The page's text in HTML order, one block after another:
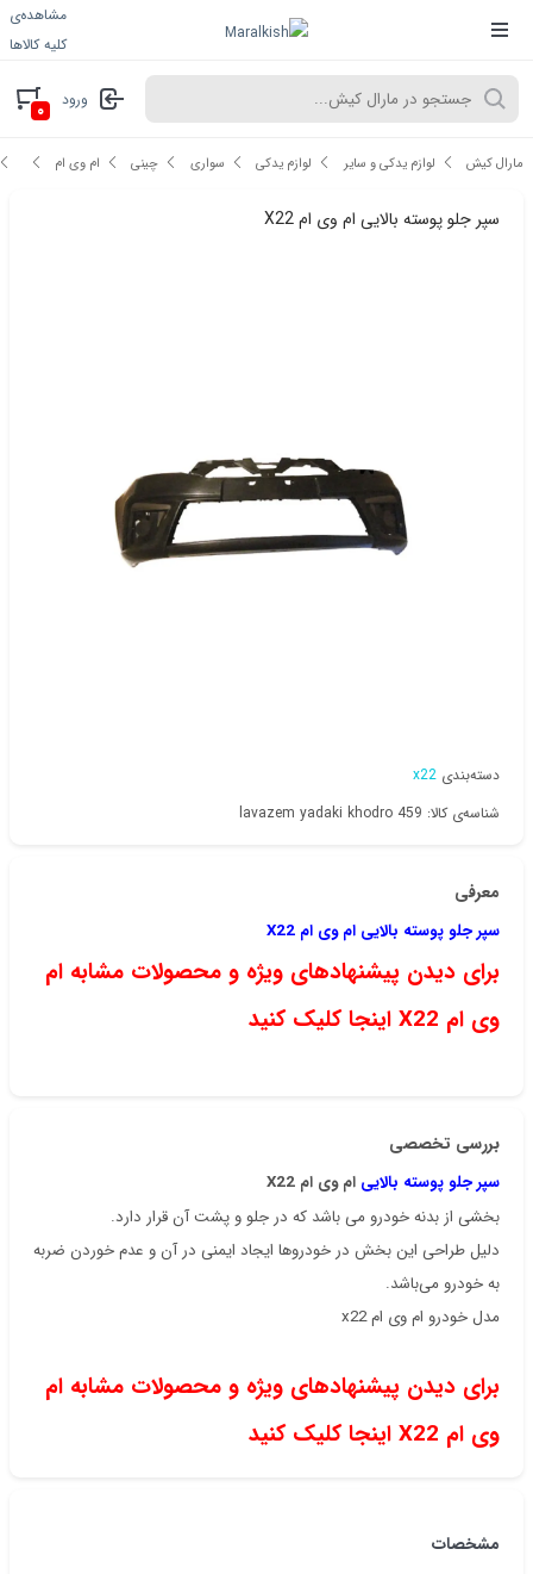
مشاهده‌ی
کلیه کالاها
ورود ۰
مارال کیش لوازم یدکی و سایر لوازم یدکی سواری چینی ام وی ام
سپر جلو پوسته بالایی ام وی ام X22
دسته‌بندی x22
شناسه‌ی کالا: lavazem yadaki khodro 459
معرفی
سپر جلو پوسته بالایی ام وی ام X22
برای دیدن پیشنهادهای ویژه و محصولات مشابه ام
وی ام X22 اینجا کلیک کنید
بررسی تخصصی
سپر جلو پوسته بالایی ام وی ام X22
بخشی از بدنه خودرو می باشد که در جلو و پشت آن قرار دارد.
دلیل طراحی این بخش در خودروها ایجاد ایمنی در آن و عدم خوردن ضربه
به خودرو می‌باشد.
مدل خودرو ام وی ام x22
برای دیدن پیشنهادهای ویژه و محصولات مشابه ام
وی ام X22 اینجا کلیک کنید
مشخصات